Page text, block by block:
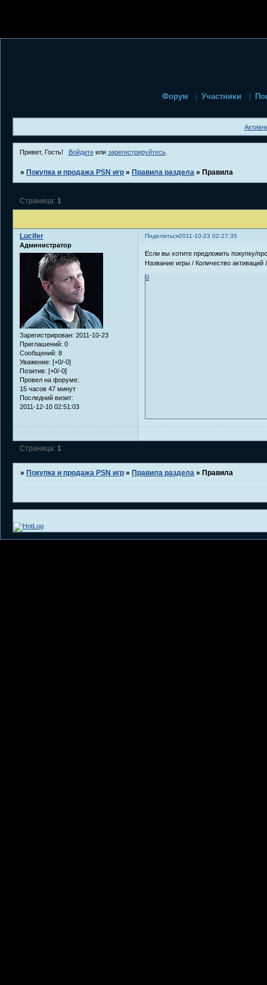
Форум Участники
Привет, Гость! Войдитеили зарегистрируйтесь.
» Покупка и продажа PSN игр » Правила раздела » Правила
Страница: 1
Поделиться2011-10-23 02:27:35
Lucifer
Администратор
Зарегистрирован: 2011-10-23
Приглашений: 0
Сообщений: 8
Уважение: [+0/-0]
Позитив: [+0/-0]
Провел на форуме:
15 часов 47 минут
Последний визит:
2011-12-10 02:51:03
Если вы хотите предложить покупку/
Название игры / Количество
0
Страница: 1
» Покупка и продажа PSN игр » Правила раздела » Правила